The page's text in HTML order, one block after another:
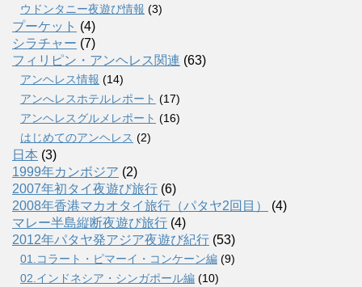
ウドンタニー夜遊び情報 (3)
プーケット (4)
シラチャー (7)
フィリピン・アンヘレス関連 (63)
アンヘレス情報 (14)
アンへレスホテルレポート (17)
アンヘレスグルメレポート (16)
はじめてのアンヘレス (2)
日本 (3)
1999年カンボジア (2)
2007年初タイ夜遊び旅行 (6)
2008年香港マカオタイ旅行（パタヤ2回目）
(4)
マレー半島縦断夜遊び旅行 (4)
2012年パタヤ発アジア夜遊び紀行 (53)
01.コラート・ピマーイ・コンケーン編 (9)
02.インドネシア・シンガポール編 (10)